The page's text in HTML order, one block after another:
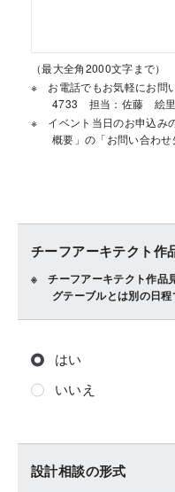
（最大全角2000文字まで）
お電話でもお気軽にお問
4733 担当：佐藤 絵
イベント当日のお申込み
概要」の「お問い合わせ
チーフアーキテクト作
チーフアーキテクト作品
グテーブルとは別の日程
はい
いいえ
設計相談の形式